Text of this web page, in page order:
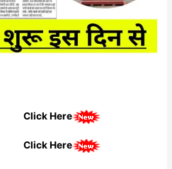
Click Here
Click Here